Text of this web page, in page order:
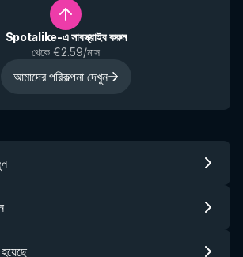
Spotalike-এ সাবস্ক্রাইব করুন
থেকে €2.59/মাস
আমাদের পরিকল্পনা দেখুন